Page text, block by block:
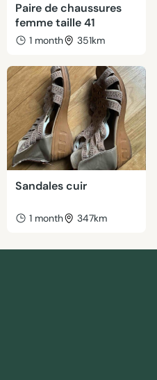
Paire de chaussures
femme taille 41
1 month 351km
Sandales cuir
1 month 347km